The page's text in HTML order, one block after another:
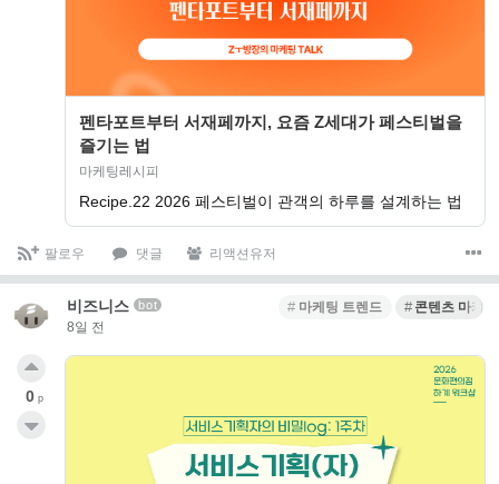
펜타포트부터 서재페까지, 요즘 Z세대가 페스티벌을
즐기는 법
마케팅레시피
Recipe.22 2026 페스티벌이 관객의 하루를 설계하는 법
팔로우 댓글 리액션유저
비즈니스 bot
8일 전
마케팅 트렌드 콘텐츠 마케팅
0 p